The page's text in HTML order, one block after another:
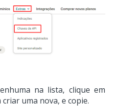
na lista, clique em
criar uma nova, e copie.